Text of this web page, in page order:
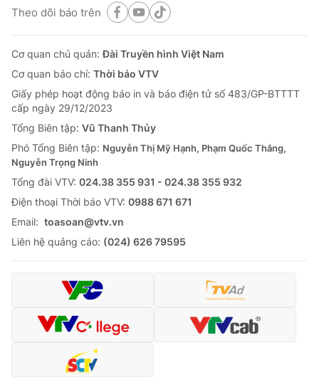
Theo dõi báo trên
Cơ quan chủ quản:Đài Truyền hình Việt Nam
Cơ quan báo chí: Thời báo VTV
Giấy phép hoạt động báo in và báo điện tử số 483/GP-BTTTT
cấp ngày 29/12/2023
Tổng Biên tập: Vũ Thanh Thủy
Phó Tổng Biên tập: Nguyễn Thị Mỹ Hạnh, Phạm Quốc Thắng,
Nguyễn Trọng Ninh
Tổng đài VTV: 024.38 355 931 - 024.38 355 932
Ðiện thoại Thời báo VTV: 0988 671 671
Email: toasoan@vtv.vn
Liên hệ quảng cáo: (024) 626 79595